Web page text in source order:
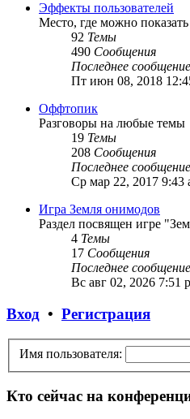
Эффекты пользователей
Место, где можно
92 Темы
490 Сообщения
Последнее сообщение
Пт июн 08, 2018
Оффтопик
Разговоры на любые темы
19 Темы
208 Сообщения
Последнее сообщение
Ср мар 22, 2017 9:43
Игра Земля онимодов
Раздел посвящен игре
4 Темы
17 Сообщения
Последнее сообщение
Вс авг 02, 2026 7:51
Вход • Регистрация
Имя пользователя:
Кто сейчас на